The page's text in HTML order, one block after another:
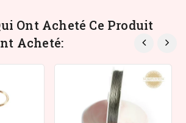
Ont Acheté Ce Produit
Acheté: